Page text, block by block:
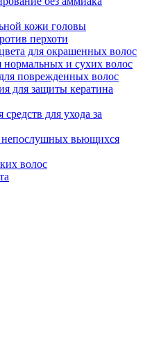
кожи головы
перхоти
для окрашенных волос
нормальных и сухих волос
поврежденных волос
для защиты кератина
для ухода за
непослушных вьющихся
волос